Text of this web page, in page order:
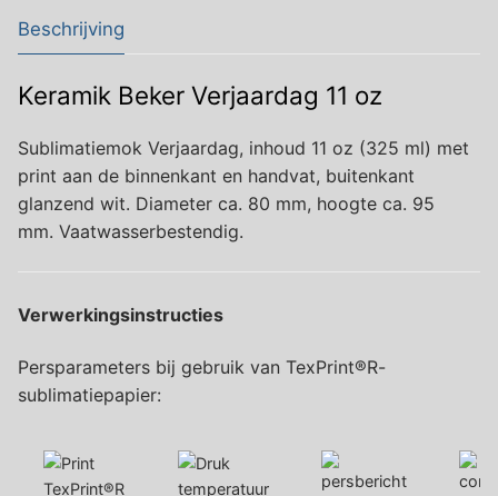
Beschrijving
Keramik Beker Verjaardag 11 oz
Sublimatiemok Verjaardag, inhoud 11 oz (325 ml) met
print aan de binnenkant en handvat, buitenkant
glanzend wit. Diameter ca. 80 mm, hoogte ca. 95
mm. Vaatwasserbestendig.
Verwerkingsinstructies
Persparameters bij gebruik van TexPrint®R-
sublimatiepapier: